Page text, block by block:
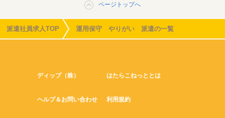
ページトップへ
派遣社員求人TOP 運用保守 やりがい 派遣の一覧
ディップ（株） はたらこねっととは
ヘルプ＆お問い合わせ 利用規約